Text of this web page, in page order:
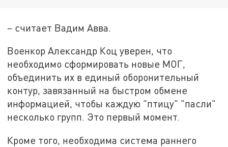
– считает Вадим Авва.
Военкор Александр Коц уверен, что
необходимо сформировать новые МОГ,
объединить их в единый оборонительный
контур, завязанный на быстром обмене
информацией, чтобы каждую "птицу" "пасли"
несколько групп. Это первый момент.
Кроме того, необходима система раннего